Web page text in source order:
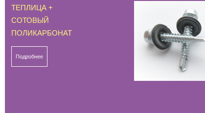
ТЕПЛИЦА +
СОТОВЫЙ
ПОЛИКАРБОНАТ
Подробнее